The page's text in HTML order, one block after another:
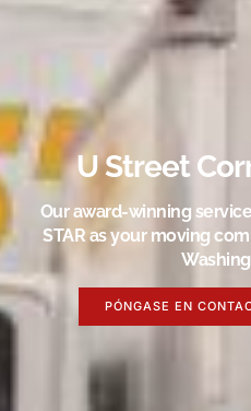
U Street
Our award-winning
STAR as your moving
PÓNGASE EN